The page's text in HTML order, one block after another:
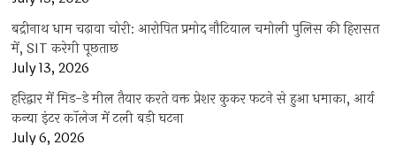
बद्रीनाथ धाम चढ़ावा चोरी: आरोपित प्रमोद नौटियाल चमोली पुलिस की हिरासत
में, SIT करेगी पूछताछ
July 13, 2026
हरिद्वार में मिड-डे मील तैयार करते वक्त प्रेशर कुकर फटने से हुआ धमाका, आर्य
कन्या इंटर कॉलेज में टली बड़ी घटना
July 6, 2026